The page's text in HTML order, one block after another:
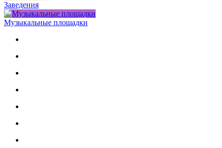
Заведения
Музыкальные площадки